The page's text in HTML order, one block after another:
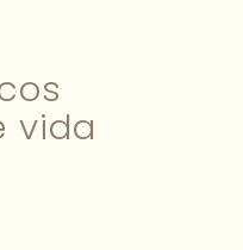
vida